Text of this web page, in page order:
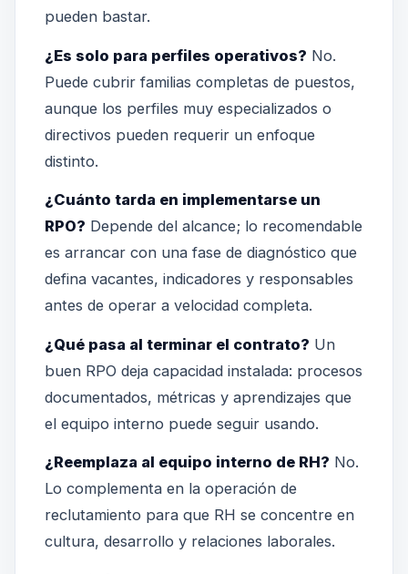
pueden bastar.
¿Es solo para perfiles operativos? No.
Puede cubrir familias completas de puestos,
aunque los perfiles muy especializados o
directivos pueden requerir un enfoque
distinto.
¿Cuánto tarda en implementarse un
RPO? Depende del alcance; lo recomendable
es arrancar con una fase de diagnóstico que
defina vacantes, indicadores y responsables
antes de operar a velocidad completa.
¿Qué pasa al terminar el contrato? Un
buen RPO deja capacidad instalada: procesos
documentados, métricas y aprendizajes que
el equipo interno puede seguir usando.
¿Reemplaza al equipo interno de RH? No.
Lo complementa en la operación de
reclutamiento para que RH se concentre en
cultura, desarrollo y relaciones laborales.